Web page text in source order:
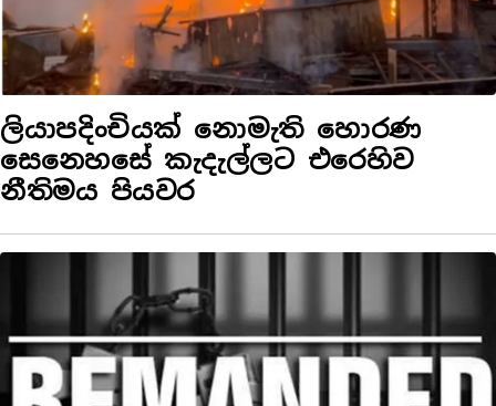
ලියාපදිංචියක් නොමැති හොරණ
සෙනෙහසේ කැදැල්ලට එරෙහිව
නීතිමය පියවර